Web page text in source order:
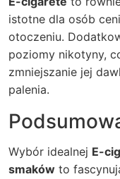
istotne dla osób
otoczeniu.
poziomy nikotyny,
zmniejszanie jej
palenia.
Wybór idealnej E-
smaków to